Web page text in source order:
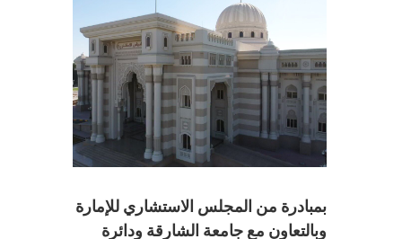
بمبادرة من المجلس الاستشاري للإمارة
وبالتعاون مع جامعة الشارقة ودائرة